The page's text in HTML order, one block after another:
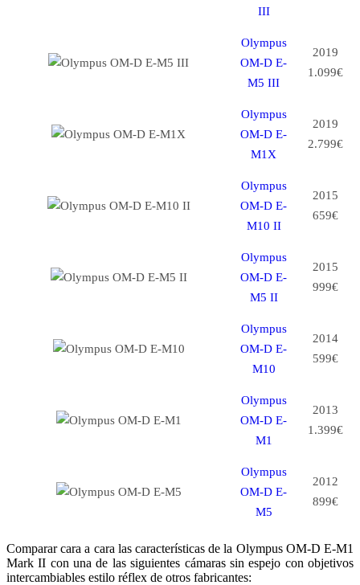
III
Olympus
OM-D E-
M5 III
2019
1.099€
Olympus
OM-D E-
M1X
2019
2.799€
Olympus
OM-D E-
M10 II
2015
659€
Olympus
OM-D E-
M5 II
2015
999€
Olympus
OM-D E-
M10
2014
599€
Olympus
OM-D E-
M1
2013
1.399€
Olympus
OM-D E-
M5
2012
899€
Comparar cara a cara las características de la Olympus OM-D E-M1
Mark II con una de las siguientes cámaras sin espejo con objetivos
intercambiables estilo réflex de otros fabricantes: